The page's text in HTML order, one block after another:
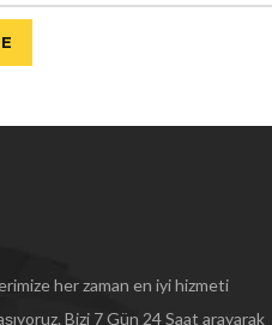
her zaman en iyi hizmeti
Bizi 7 Gün 24 Saat arayarak